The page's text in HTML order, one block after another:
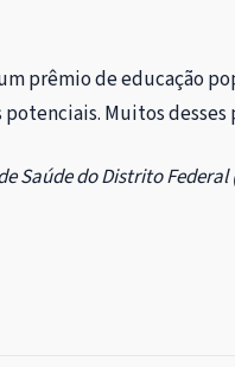
prêmio de educação
Muitos
Saúde do Distrito Federal